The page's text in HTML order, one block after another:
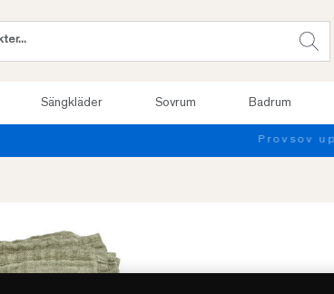
Sängkläder Sovrum Badrum
Provsov upp till 100 nätter. Läs mer